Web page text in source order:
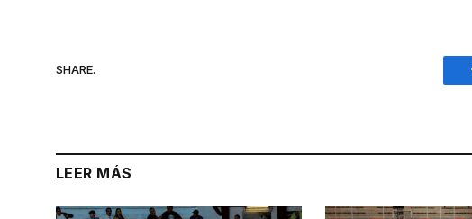
SHARE.
LEER MÁS